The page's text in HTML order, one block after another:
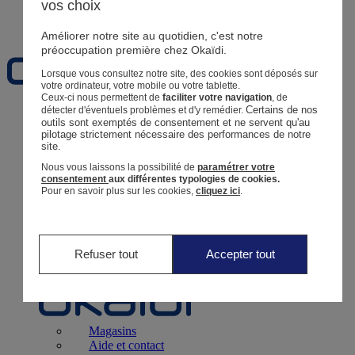
Naissance0 - 12 mois
Magasins
Retour
Bébé Fille3 mois - 5 ans
Magasins
Aide et contact
vos choix
Améliorer notre site au quotidien, c'est notre
préoccupation première chez Okaïdi.
Lorsque vous consultez notre site, des cookies sont déposés sur
votre ordinateur, votre mobile ou votre tablette.
Ceux-ci nous permettent defaciliter votre navigation , de
détecter d'éventuels problèmes et d'y remédier.Certains de nos
outils sont exemptés de consentement et ne servent qu'au
pilotage strictement nécessaire des performances de notre
site.
Nous vous laissons la possibilité deparamétrer votre
consentementaux différentes typologies de cookies.
Pour en savoir plus sur les cookies,cliquez ici
Refuser tout Accepter tout